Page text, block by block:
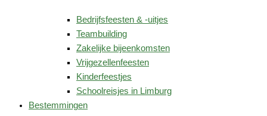
Bedrijfsfeesten & -uitjes
Teambuilding
Zakelijke bijeenkomsten
Vrijgezellenfeesten
Kinderfeestjes
Schoolreisjes in Limburg
Bestemmingen